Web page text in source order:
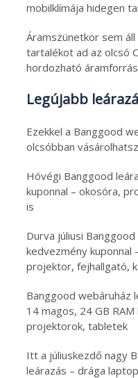
mobilklímája hidegen
Áramszünetkor sem
tartalékot ad az olcsó
hordozható áramforrás
Legújabb
Ezekkel a Banggood
olcsóbban vásárolhatsz
Hóvégi Banggood
kuponnal – okosóra,
is
Durva júliusi
kedvezmény kuponnal
projektor, fejhallgató,
Banggood webáruház
14 magos, 24 GB
projektorok, tabletek
Itt a júliuskezdő nagy
leárazás – drága